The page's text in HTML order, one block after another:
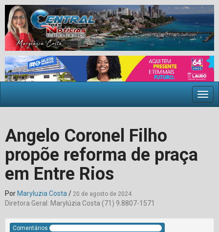
Angelo Coronel Filho
propõe reforma de praça
em Entre Rios
Por Maryluzia Costa / 20 de agosto de 2024
Diretora Geral: Marylúzia Costa (71) 9.8807-1571
Comentários